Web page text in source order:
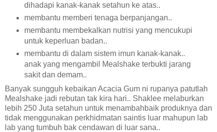
dihadapi kanak-kanak setahun ke atas..
membantu memberi tenaga berpanjangan..
membantu membekalkan nutrisi yang mencukupi
untuk keperluan badan..
membantu di dalam sistem imun kanak-kanak..
anak yang mengambil Mealshake terbukti jarang
sakit dan demam..
Banyak sungguh kebaikan Acacia Gum ni rupanya patutlah
Mealshake jadi rebutan tak kira hari.. Shaklee melaburkan
lebih 250 Juta setahun untuk menambahbaik produknya dan
tidak menggunakan perkhidmatan saintis luar mahupun lab
lab yang tumbuh bak cendawan di luar sana..